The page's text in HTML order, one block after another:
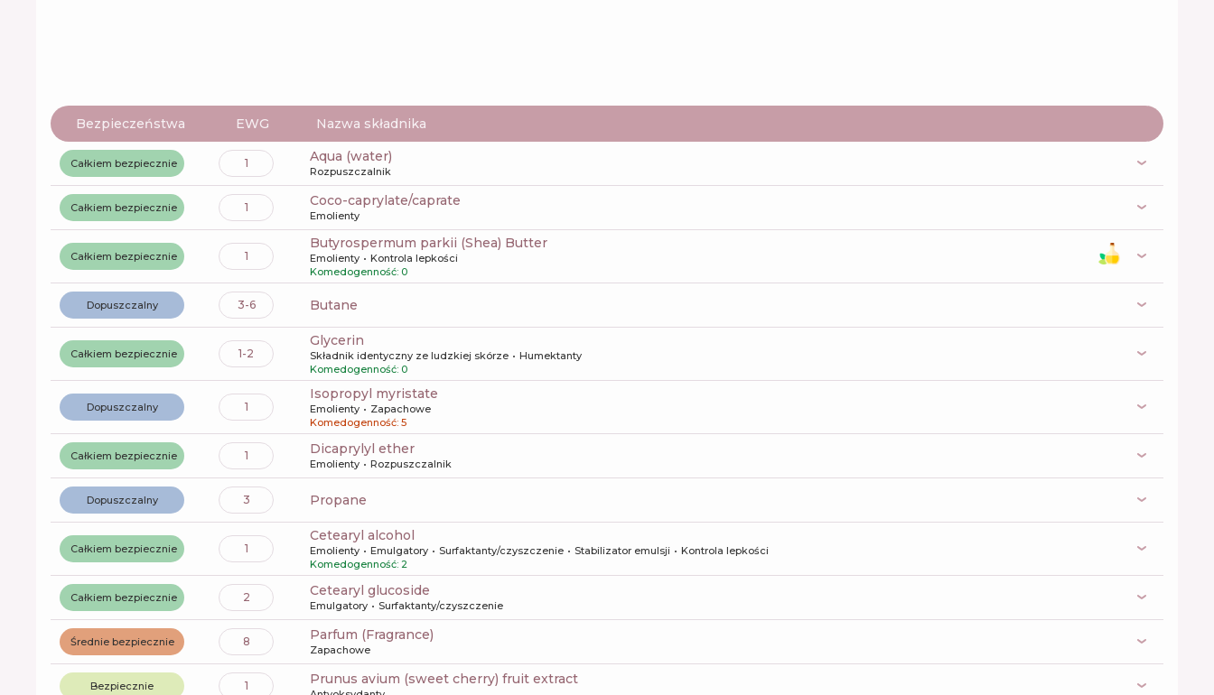
Bezpieczeństwa EWG Nazwa składnika
Całkiem bezpiecznie 1 aqua (water)
Rozpuszczalnik
Całkiem bezpiecznie 1 coco-caprylate/caprate
Emolienty
Całkiem bezpiecznie 1
butyrospermum parkii (Shea) Butter
Emolienty
Kontrola lepkości
Komedogenność: 0
Dopuszczalny 3-6 butane
Całkiem bezpiecznie 1-2
glycerin
Składnik identyczny ze ludzkiej skórze
Humektanty
Komedogenność: 0
Dopuszczalny 1
isopropyl myristate
Emolienty
Zapachowe
Komedogenność: 5
Całkiem bezpiecznie 1 dicaprylyl ether
Emolienty Rozpuszczalnik
Dopuszczalny 3 propane
Całkiem bezpiecznie 1
cetearyl alcohol
Emolienty Emulgatory Surfaktanty/czyszczenie Stabilizator emulsji
Kontrola lepkości
Komedogenność: 2
Całkiem bezpiecznie 2 cetearyl glucoside
Emulgatory Surfaktanty/czyszczenie
Średnie bezpiecznie 8 Parfum (Fragrance)
Zapachowe
Bezpiecznie 1 prunus avium (sweet cherry) fruit extract